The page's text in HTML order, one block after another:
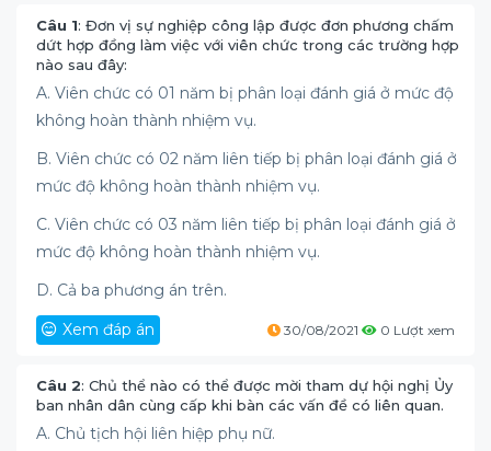
Câu 1: Đơn vị sự nghiệp công lập được đơn phương chấm
dứt hợp đồng làm việc với viên chức trong các trường hợp
nào sau đây:
A. Viên chức có 01 năm bị phân loại đánh giá ở mức độ
không hoàn thành nhiệm vụ.
B. Viên chức có 02 năm liên tiếp bị phân loại đánh giá ở
mức độ không hoàn thành nhiệm vụ.
C. Viên chức có 03 năm liên tiếp bị phân loại đánh giá ở
mức độ không hoàn thành nhiệm vụ.
D. Cả ba phương án trên.
Xem đáp án
30/08/2021 0 Lượt xem
Câu 2: Chủ thể nào có thể được mời tham dự hội nghị Ủy
ban nhân dân cùng cấp khi bàn các vấn đề có liên quan.
A. Chủ tịch hội liên hiệp phụ nữ.